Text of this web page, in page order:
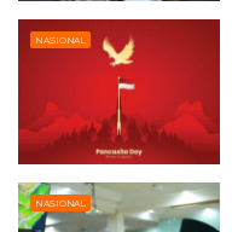
NASIONAL
NASIONAL